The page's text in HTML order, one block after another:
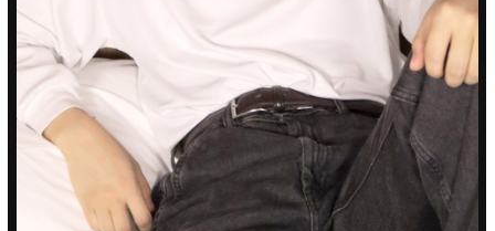
PUA'羽田
PUA'吉祥寺
PUA立川